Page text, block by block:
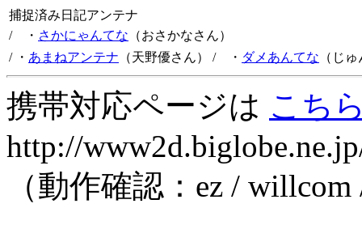
捕捉済み日記アンテナ
/ ・ さかにゃんてな （おさかなさん）
/ ・ あまねアンテナ （天野優さん） / ・ ダメあんてな （じ
携帯対応ページは こち
http://
（動作確認：ez /